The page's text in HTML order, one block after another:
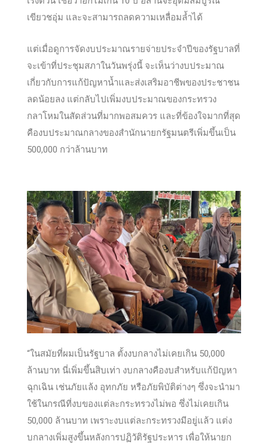
เขียวชอุ่ม และจะสามารถลดความเหลื่อมล้ำได้
แต่เมื่อดูการจัดงบประมาณรายจ่ายประจำปีของรัฐบาลที่
จะเข้าที่ประชุมสภาในวันพรุ่งนี้ จะเห็นว่างบประมาณ
เกี่ยวกับการแก้ปัญหาน้ำและส่งเสริมอาชีพของประชาชน
ลดน้อยลง แต่กลับไปเพิ่มงบประมาณของกระทรวง
กลาโหมในสัดส่วนที่มากพอสมควร และที่ข้องใจมากที่สุด
คืองบประมาณกลางของสำนักนายกรัฐมนตรีเพิ่มขึ้นเป็น
500,000 กว่าล้านบาท
“ในสมัยที่ผมเป็นรัฐบาล ตั้งงบกลางไม่เคยเกิน 50,000
ล้านบาท นี่เพิ่มขึ้นสิบเท่า งบกลางคืองบสำหรับแก้ปัญหา
ฉุกเฉิน เช่นภัยแล้ง อุทกภัย หรือภัยพิบัติต่างๆ ซึ่งจะนำมา
ใช้ในกรณีที่งบของแต่ละกระทรวงไม่พอ ซึ่งไม่เคยเกิน
50,000 ล้านบาท เพราะงบแต่ละกระทรวงมีอยู่แล้ว แต่ง
บกลางเพิ่มสูงขึ้นหลังการปฏิวัติรัฐประหาร เพื่อให้นายก